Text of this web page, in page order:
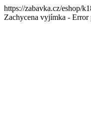
https://zabavka.cz/eshop/
Zachycena vyjímka -